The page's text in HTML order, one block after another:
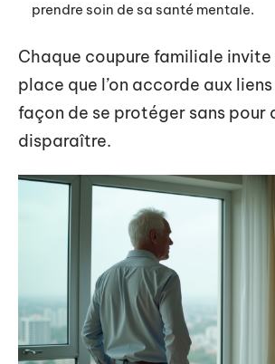
prendre soin de sa santé mentale.
Chaque coupure familiale invite
place que l’on accorde aux
façon de se protéger sans pour
disparaître.